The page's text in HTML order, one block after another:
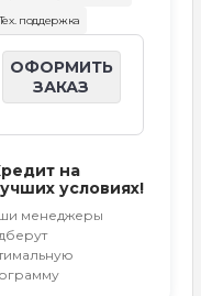
поддержка
ОФОРМИТЬ
ЗАКАЗ
на
условиях!
менеджеры